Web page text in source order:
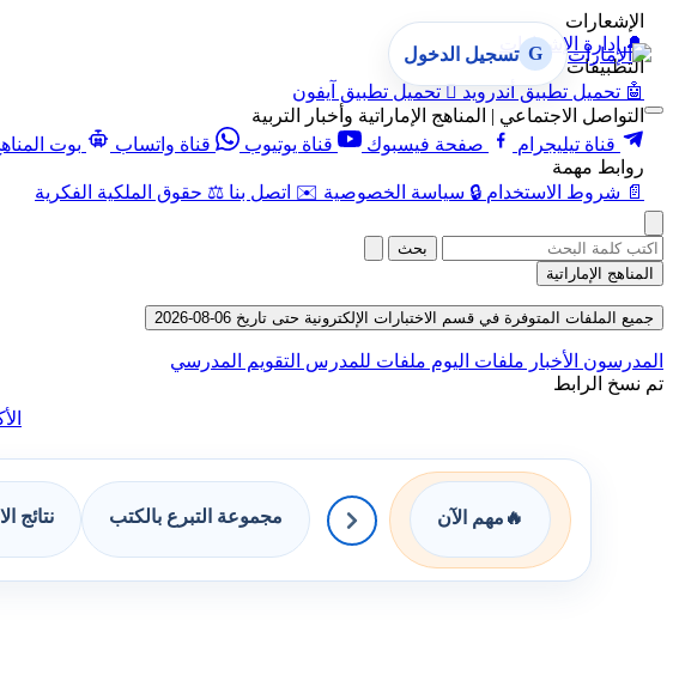
الإشعارات
🔔 إدارة الإشعارات
التطبيقات
🤖 تحميل تطبيق أندرويد  تحميل تطبيق آيفون
التواصل الاجتماعي | المناهج الإماراتية وأخبار التربية
قناة تيليجرام
صفحة فيسبوك قناة يوتيوب قناة واتساب
بوت
روابط مهمة
📄 شروط الاستخدام 🔒 سياسة الخصوصية ✉️ اتصل بنا ⚖️ حقوق الملكية الفكرية
G تسجيل الدخول
بحث
المناهج الإماراتية
جميع الملفات المتوفرة في قسم الاختبارات الإلكترونية حتى تاريخ 06-08-2026
المدرسون الأخبار ملفات اليوم ملفات للمدرس التقويم المدرسي
تم نسخ الرابط
🔥 مهم الآن مجموعة التبرع بالكتب نتائج